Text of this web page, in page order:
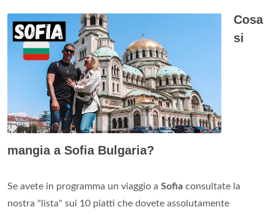
Cosa
si
mangia a Sofia Bulgaria?
Se avete in programma un viaggio a Sofia consultate la
nostra "lista" sui 10 piatti che dovete assolutamente